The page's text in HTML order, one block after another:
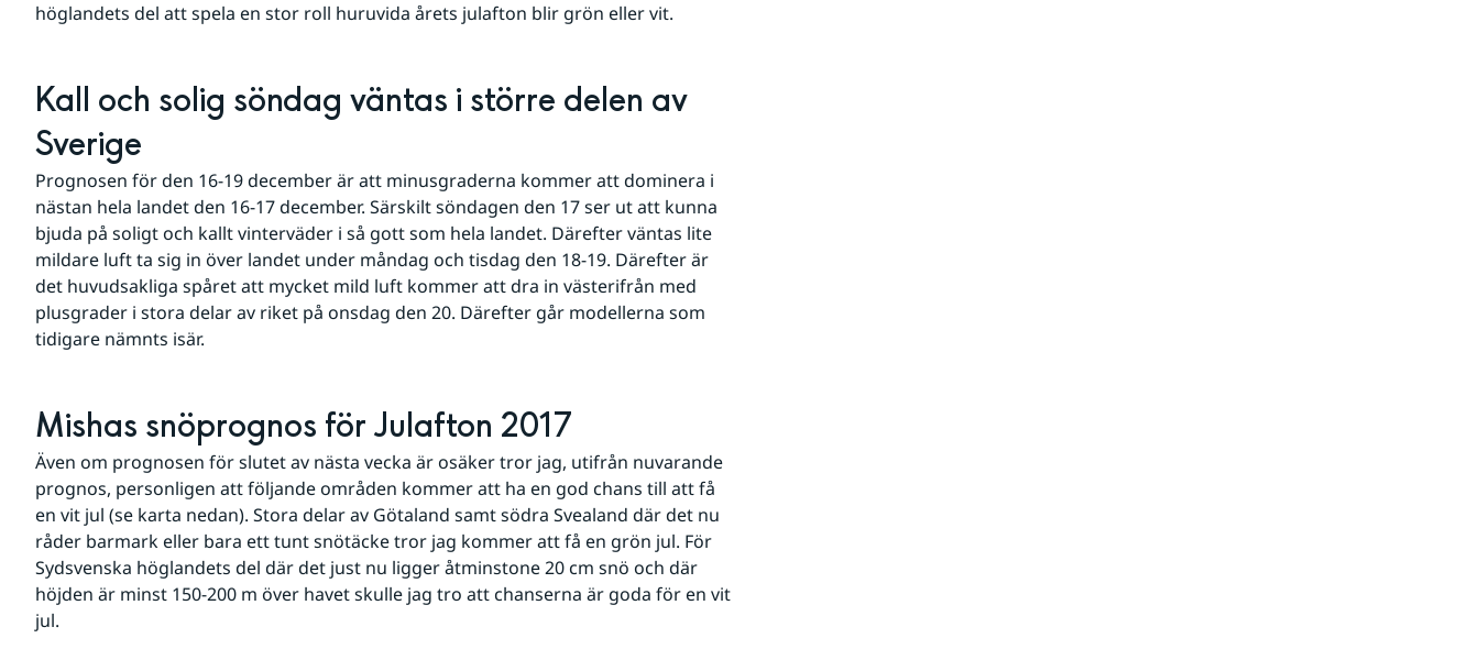
höglandets del att spela en stor roll huruvida årets julafton blir grön eller vit.
Kall och solig söndag väntas i större delen av
Sverige
Prognosen för den 16-19 december är att minusgraderna kommer att dominera i
nästan hela landet den 16-17 december. Särskilt söndagen den 17 ser ut att kunna
bjuda på soligt och kallt vinterväder i så gott som hela landet. Därefter väntas lite
mildare luft ta sig in över landet under måndag och tisdag den 18-19. Därefter är
det huvudsakliga spåret att mycket mild luft kommer att dra in västerifrån med
plusgrader i stora delar av riket på onsdag den 20. Därefter går modellerna som
tidigare nämnts isär.
Mishas snöprognos för Julafton 2017
Även om prognosen för slutet av nästa vecka är osäker tror jag, utifrån nuvarande
prognos, personligen att följande områden kommer att ha en god chans till att få
en vit jul (se karta nedan). Stora delar av Götaland samt södra Svealand där det nu
råder barmark eller bara ett tunt snötäcke tror jag kommer att få en grön jul. För
Sydsvenska höglandets del där det just nu ligger åtminstone 20 cm snö och där
höjden är minst 150-200 m över havet skulle jag tro att chanserna är goda för en vit
jul.